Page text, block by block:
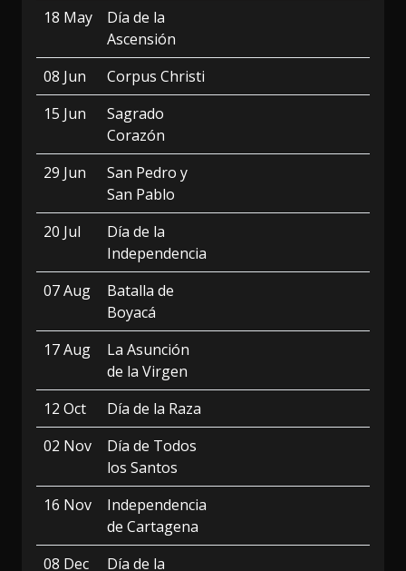
18 May
Día de la
Ascensión
08 Jun
Corpus Christi
15 Jun
Sagrado
Corazón
29 Jun
San Pedro y
San Pablo
20 Jul
Día de la
Independencia
07 Aug
Batalla de
Boyacá
17 Aug
La Asunción
de la Virgen
12 Oct
Día de la Raza
02 Nov
Día de Todos
los Santos
16 Nov
Independencia
de Cartagena
08 Dec
Día de la